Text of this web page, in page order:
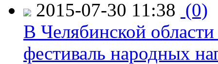
2015-07-30 11:38 (0)
В Челябинской
фестиваль народных